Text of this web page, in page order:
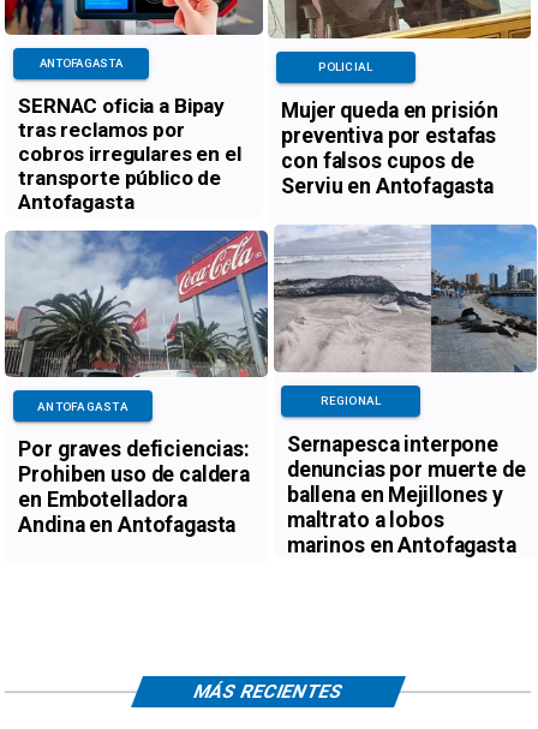
SERNAC oficia a Bipay
tras reclamos por
cobros irregulares en el
transporte público de
Antofagasta
ANTOFAGASTA
Mujer queda en prisión
preventiva por estafas
con falsos cupos de
Serviu en Antofagasta
POLICIAL
Por graves deficiencias:
Prohiben uso de caldera
en Embotelladora
Andina en Antofagasta
ANTOFAGASTA
Sernapesca interpone
denuncias por muerte de
ballena en Mejillones y
maltrato a lobos
marinos en Antofagasta
REGIONAL
MÁS RECIENTES